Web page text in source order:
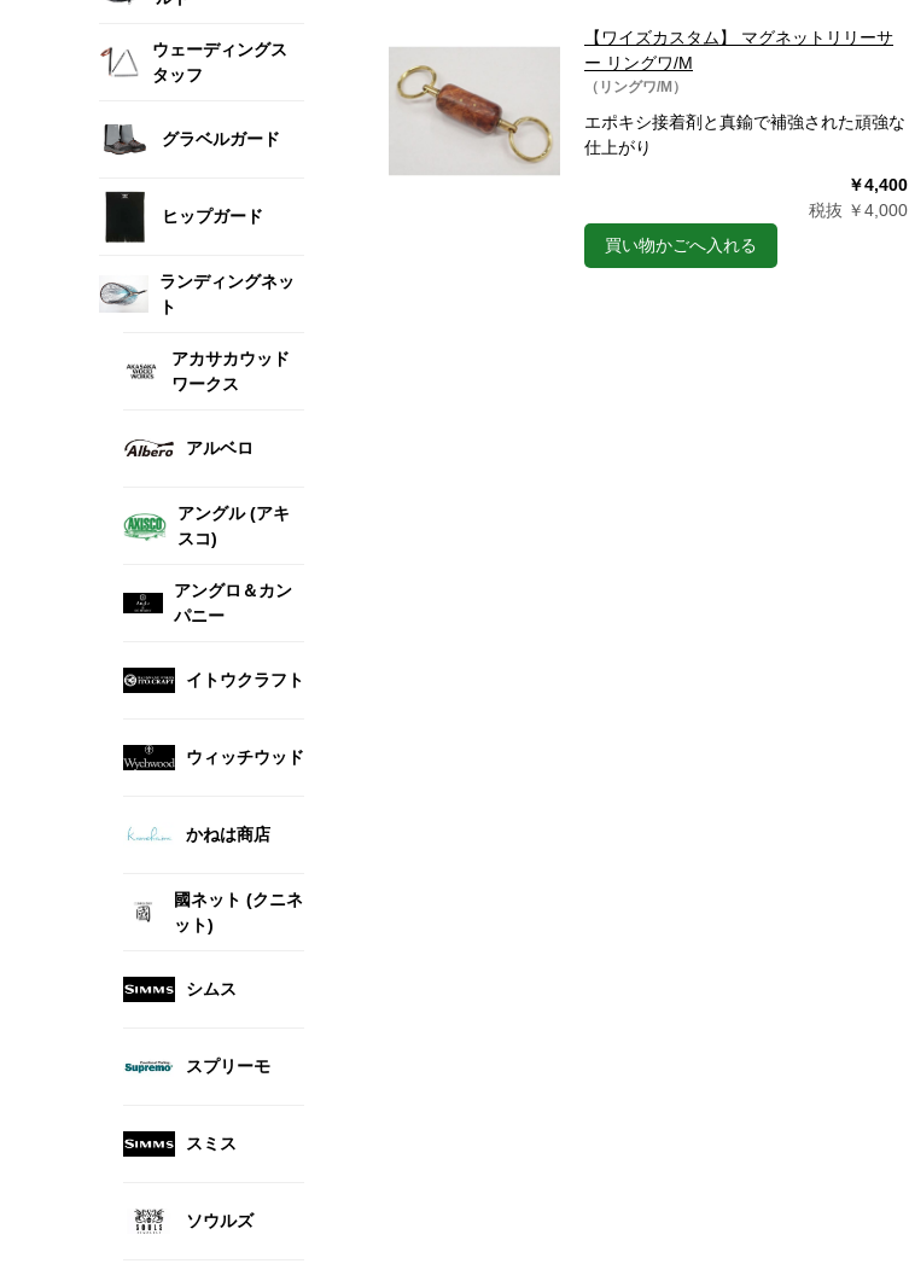
ウェーディングス
タッフ
グラベルガード
ヒップガード
ランディングネッ
ト
アカサカウッド
ワークス
アルベロ
アングル (アキ
スコ)
アングロ＆カン
パニー
イトウクラフト
ウィッチウッド
かねは商店
國ネット (クニネ
ット)
シムス
スプリーモ
スミス
ソウルズ
【ワイズカスタム】 マグネットリリーサ
ー リングワ/M
（リングワ/M）
エポキシ接着剤と真鍮で補強された頑強な
仕上がり
￥4,400
税抜 ￥4,000
買い物かごへ入れる